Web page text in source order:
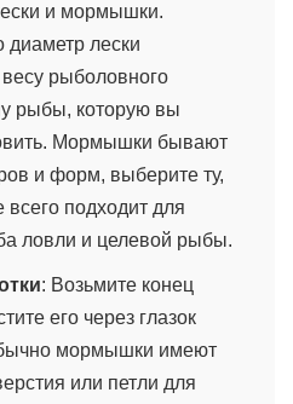
и мормышки.
диаметр лески
весу рыболовного
рыбы, которую вы
Мормышки бывают
и форм, выберите ту,
всего подходит для
ловли и целевой рыбы.
: Возьмите конец
его через глазок
мормышки имеют
или петли для